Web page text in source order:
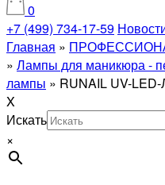
0
+7 (499) 734-17-59
Главная »
» Лампы для маникюра -
лампы » RUNAIL UV-
X
Искать
×